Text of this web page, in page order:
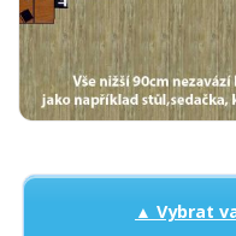
▲ Vybrat